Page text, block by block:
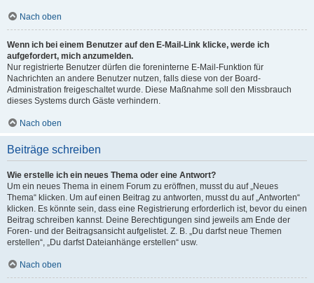
Nach oben
Wenn ich bei einem Benutzer auf den E-Mail-Link klicke, werde ich
aufgefordert, mich anzumelden.
Nur registrierte Benutzer dürfen die foreninterne E-Mail-Funktion für
Nachrichten an andere Benutzer nutzen, falls diese von der Board-
Administration freigeschaltet wurde. Diese Maßnahme soll den Missbrauch
dieses Systems durch Gäste verhindern.
Nach oben
Beiträge schreiben
Wie erstelle ich ein neues Thema oder eine Antwort?
Um ein neues Thema in einem Forum zu eröffnen, musst du auf „Neues
Thema“ klicken. Um auf einen Beitrag zu antworten, musst du auf „Antworten“
klicken. Es könnte sein, dass eine Registrierung erforderlich ist, bevor du einen
Beitrag schreiben kannst. Deine Berechtigungen sind jeweils am Ende der
Foren- und der Beitragsansicht aufgelistet. Z. B. „Du darfst neue Themen
erstellen“, „Du darfst Dateianhänge erstellen“ usw.
Nach oben